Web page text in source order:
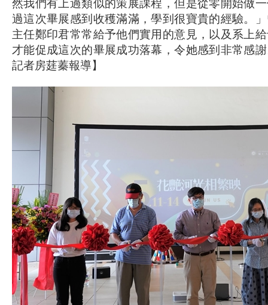
然我們有上過類似的策展課程，但是從零開始做
過這次畢展感到收穫滿滿，學到很寶貴的經驗。
主任鄭印君常常給予他們實用的意見，以及系上
才能促成這次的畢展成功落幕，令她感到非常感
記者房莛蓁報導】